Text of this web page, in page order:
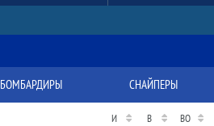
БОМБАРДИРЫ СНАЙПЕРЫ
И В ВО